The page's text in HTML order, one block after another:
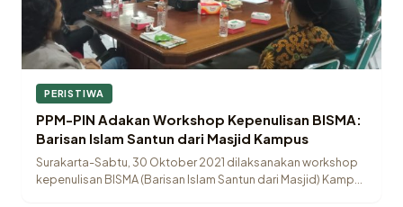
PERISTIWA
PPM-PIN Adakan Workshop Kepenulisan BISMA:
Barisan Islam Santun dari Masjid Kampus
Surakarta-Sabtu, 30 Oktober 2021 dilaksanakan workshop
kepenulisan BISMA (Barisan Islam Santun dari Masjid) Kampus